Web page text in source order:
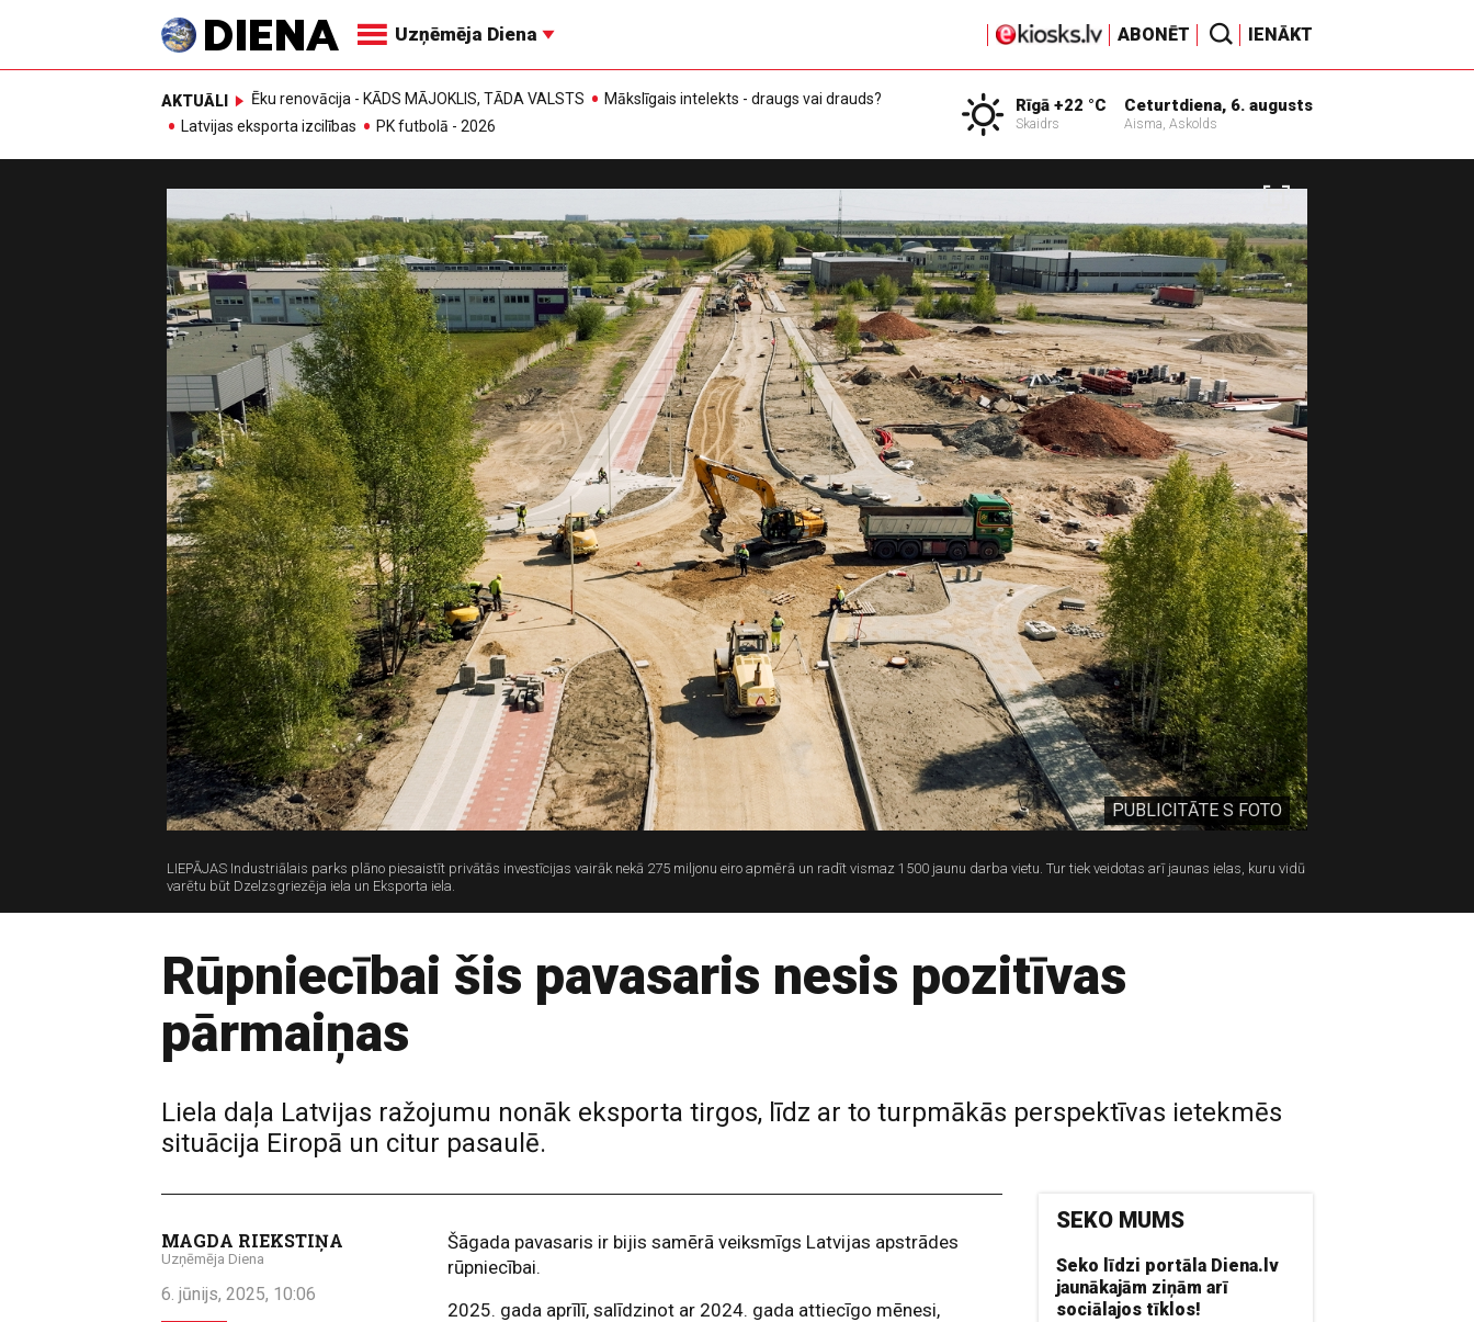
Uzņēmēja Diena ABONĒT IENĀKT
AKTUĀLI Ēku renovācija - KĀDS MĀJOKLIS, TĀDA VALSTS
Mākslīgais intelekts - draugs vai drauds?
Latvijas eksporta izcilības
PK futbolā - 2026
Rīgā +22 °C
Skaidrs
Ceturtdiena, 6. augusts
Aisma, Askolds
PUBLICITĀTE S FOTO
LIEPĀJAS Industriālais parks plāno piesaistīt privātās investīcijas vairāk nekā 275 miljonu eiro apmērā un radīt vismaz 1500 jaunu darba vietu. Tur tiek veidotas arī jaunas ielas, kuru vidū
varētu būt Dzelzsgriezēja iela un Eksporta iela.
Rūpniecībai šis pavasaris nesis pozitīvas
pārmaiņas
Liela daļa Latvijas ražojumu nonāk eksporta tirgos, līdz ar to turpmākās perspektīvas ietekmēs
situācija Eiropā un citur pasaulē.
MAGDA RIEKSTIŅA
Uzņēmēja Diena
6. jūnijs, 2025, 10:06
Šāgada pavasaris ir bijis samērā veiksmīgs Latvijas apstrādes
rūpniecībai.
2025. gada aprīlī, salīdzinot ar 2024. gada attiecīgo mēnesi,
SEKO MUMS
Seko līdzi portāla Diena.lv
jaunākajām ziņām arī
sociālajos tīklos!